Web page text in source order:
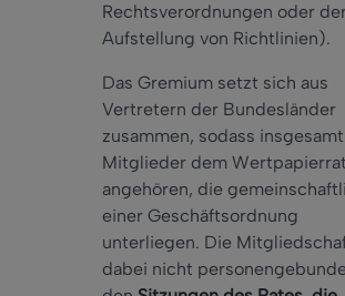
Rechtsverordnungen oder
Aufstellung von Richtlinien).
Das Gremium setzt sich aus
Vertretern der Bundesländer
zusammen, sodass insgesamt
Mitglieder dem Wertpapierrat
angehören, die
einer Geschäftsordnung
unterliegen. Die
dabei nicht